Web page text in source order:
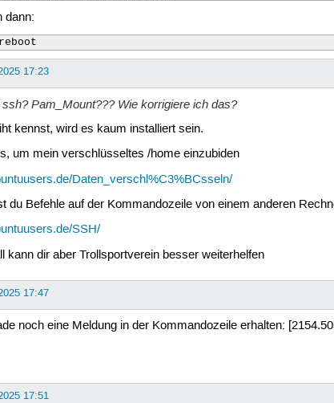
dann:
17:23
Pam_Mount??? Wie korrigiere ich das?
kennst, wird es kaum installiert sein.
um mein verschlüsseltes /home einzubiden
Daten_verschl%C3%BCsseln/
du Befehle auf der Kommandozeile von einem anderen
SSH/
kann dir aber Trollsportverein besser weiterhelfen
17:47
noch eine Meldung in der Kommandozeile erhalten:
17:51